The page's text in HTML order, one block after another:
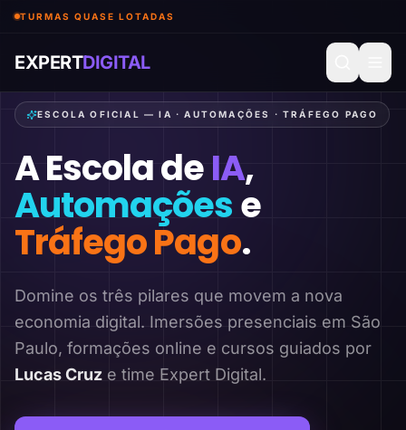
TURMAS QUASE LOTADAS
EXPERTDIGITAL
ESCOLA OFICIAL — IA · AUTOMAÇÕES · TRÁFEGO PAGO
A Escola deIA,
Automaçõese
Tráfego Pago.
Domine os três pilares que movem a nova
economia digital. Imersões presenciais em São
Paulo, formações online e cursos guiados por
Lucas Cruz e time Expert Digital.